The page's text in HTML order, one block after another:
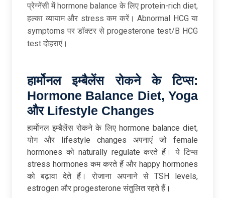
प्रेग्नेंसी में hormone balance के लिए protein-rich diet,
हल्का व्यायाम और stress कम करें। Abnormal HCG या
symptoms पर डॉक्टर से progesterone test/B HCG
test दोहराएं।
हार्मोनलइम्बैलेंसरोकनेकेटिप्स:
Hormone Balance Diet, Yoga
और Lifestyle Changes
हार्मोनल इम्बैलेंस रोकने के लिए hormone balance diet,
योग और lifestyle changes अपनाएं जो female
hormones को naturally regulate करते हैं। ये टिप्स
stress hormones कम करते हैं और happy hormones
को बढ़ावा देते हैं। रोजाना अपनाने से TSH levels,
estrogen और progesterone संतुलित रहते हैं।​